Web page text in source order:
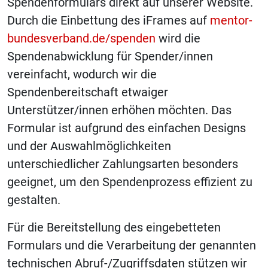
Durch die Einbettung des iFrames auf mentor-
bundesverband.de/spenden wird die
Spendenabwicklung für Spender/innen
vereinfacht, wodurch wir die
Spendenbereitschaft etwaiger
Unterstützer/innen erhöhen möchten. Das
Formular ist aufgrund des einfachen Designs
und der Auswahlmöglichkeiten
unterschiedlicher Zahlungsarten besonders
geeignet, um den Spendenprozess effizient zu
gestalten.
Für die Bereitstellung des eingebetteten
Formulars und die Verarbeitung der genannten
technischen Abruf-/Zugriffsdaten stützen wir